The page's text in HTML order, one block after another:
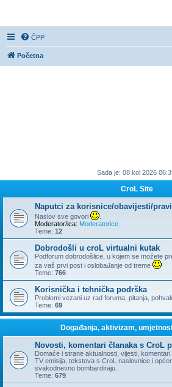
ČPP
Početna
Sada je: 08 kol 2026
CroL Site
Naputci za korisnice/obavijesti/
Naslov sve govori
Moderator/ica: Moderatorice
Teme: 12
Dobrodošli u croL virtualni kutak
Podforum dobrodošlice, u kojem se možete
za vaš prvi post i oslobađanje od treme
Teme: 766
Korisnička i tehnička podrška
Problemi vezani uz rad foruma, pitanja,
Teme: 69
Događanja, aktivizam,
Novosti, komentari članaka s CroL
Domaće i strane aktualnosti, vijesti,
TV emisija, tekstova s CroL naslovnice i
svakodnevno bombardiraju.
Teme: 679